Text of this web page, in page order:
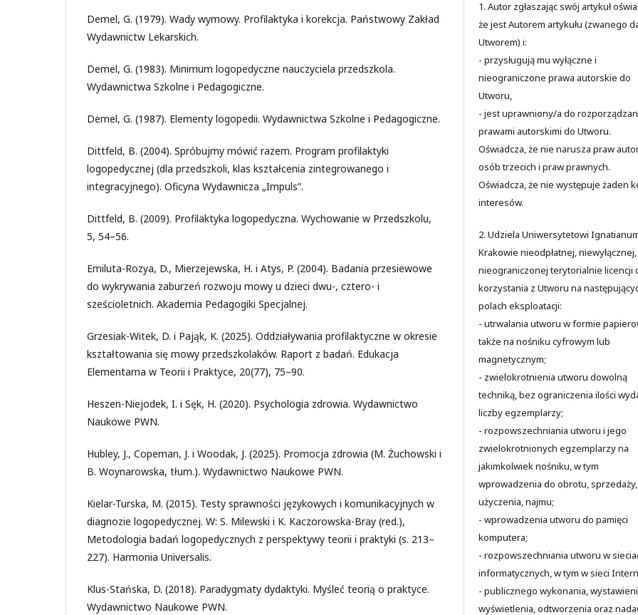
Demel, G. (1979). Wady wymowy. Profilaktyka i korekcja. Państwowy Zakład
Wydawnictw Lekarskich.
Demel, G. (1983). Minimum logopedyczne nauczyciela przedszkola.
Wydawnictwa Szkolne i Pedagogiczne.
Demel, G. (1987). Elementy logopedii. Wydawnictwa Szkolne i Pedagogiczne.
Dittfeld, B. (2004). Spróbujmy mówić razem. Program profilaktyki
logopedycznej (dla przedszkoli, klas kształcenia zintegrowanego i
integracyjnego). Oficyna Wydawnicza „Impuls”.
Dittfeld, B. (2009). Profilaktyka logopedyczna. Wychowanie w Przedszkolu,
5, 54–56.
Emiluta-Rozya, D., Mierzejewska, H. i Atys, P. (2004). Badania przesiewowe
do wykrywania zaburzeń rozwoju mowy u dzieci dwu-, cztero- i
sześcioletnich. Akademia Pedagogiki Specjalnej.
Grzesiak-Witek, D. i Pająk, K. (2025). Oddziaływania profilaktyczne w okresie
kształtowania się mowy przedszkolaków. Raport z badań. Edukacja
Elementarna w Teorii i Praktyce, 20(77), 75–90.
Heszen-Niejodek, I. i Sęk, H. (2020). Psychologia zdrowia. Wydawnictwo
Naukowe PWN.
Hubley, J., Copeman, J. i Woodak, J. (2025). Promocja zdrowia (M. Żuchowski i
B. Woynarowska, tłum.). Wydawnictwo Naukowe PWN.
Kielar-Turska, M. (2015). Testy sprawności językowych i komunikacyjnych w
diagnozie logopedycznej. W: S. Milewski i K. Kaczorowska-Bray (red.),
Metodologia badań logopedycznych z perspektywy teorii i praktyki (s. 213–
227). Harmonia Universalis.
Klus-Stańska, D. (2018). Paradygmaty dydaktyki. Myśleć teorią o praktyce.
Wydawnictwo Naukowe PWN.
1. Autor zgłaszając swój artykuł
że jest Autorem artykułu (zwanego
Utworem) i:
- przysługują mu wyłączne i
nieograniczone prawa autorskie do
Utworu,
- jest uprawniony/a do
prawami autorskimi do Utworu.
Oświadcza, że nie narusza praw
osób trzecich i praw prawnych.
Oświadcza, że nie występuje żaden
interesów.
2. Udziela Uniwersytetowi
Krakowie nieodpłatnej, niewyłącznej,
nieograniczonej terytorialnie licencji
korzystania z Utworu na
polach eksploatacji:
- utrwalania utworu w formie
także na nośniku cyfrowym lub
magnetycznym;
- zwielokrotnienia utworu dowolną
techniką, bez ograniczenia ilości
liczby egzemplarzy;
- rozpowszechniania utworu i jego
zwielokrotnionych egzemplarzy na
jakimkolwiek nośniku, w tym
wprowadzenia do obrotu, sprzedaży,
użyczenia, najmu;
- wprowadzenia utworu do pamięci
komputera;
- rozpowszechniania utworu w
informatycznych, w tym w sieci
- publicznego wykonania,
wyświetlenia, odtworzenia oraz